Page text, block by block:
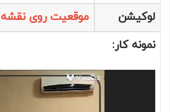
لوکیشن
موقعیت روی نقشه
نمونه کار:
نمایشگر
ویدیو